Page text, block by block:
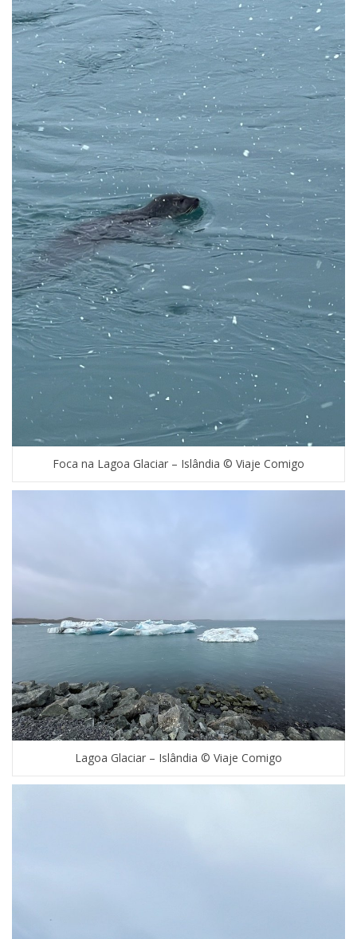
Foca na Lagoa Glaciar – Islândia © Viaje Comigo
Lagoa Glaciar – Islândia © Viaje Comigo